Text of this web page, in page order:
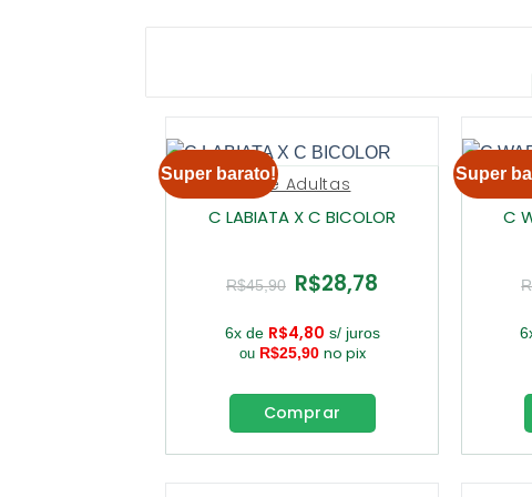
Super barato!Pré Adultas
C LABIATA X C BICOLOR
R$45,90 O
preço
era:
R$45,90.
R$28,78
é:
R$28,78.
6x de R$4,80 s/ juros
ou R$25,90 no pix
Comprar
Super
C